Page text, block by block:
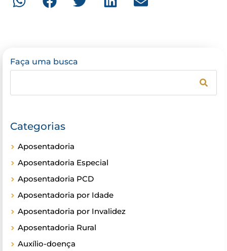
Faça uma busca
Categorias
Aposentadoria
Aposentadoria Especial
Aposentadoria PCD
Aposentadoria por Idade
Aposentadoria por Invalidez
Aposentadoria Rural
Auxílio-doença